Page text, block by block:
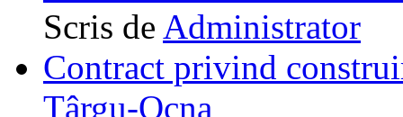
Scris de Administrator
Contract privind
Târgu-Ocna